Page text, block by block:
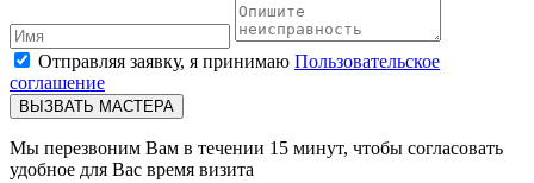
Отправляя заявку, я принимаю Пользовательское
соглашение
ВЫЗВАТЬ МАСТЕРА
Мы перезвоним Вам в течении 15 минут, чтобы согласовать
удобное для Вас время визита